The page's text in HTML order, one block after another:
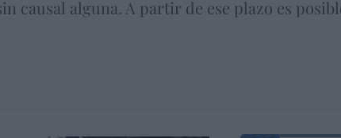
causal alguna. A partir de ese plazo es